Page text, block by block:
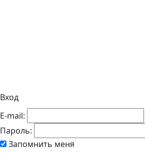
Вход
E-mail:
Пароль:
Запомнить меня